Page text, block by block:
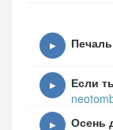
▶
▶ Если
▶ Осень